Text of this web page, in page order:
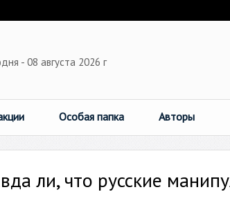
- 08 августа 2026 г
Особая папка Авторы
ли, что русские